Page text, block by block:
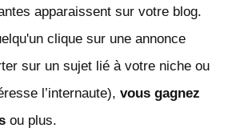
apparaissent sur votre blog.
clique sur une annonce
sur un sujet lié à votre niche ou
l’internaute), vous gagnez
ou plus.